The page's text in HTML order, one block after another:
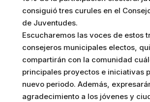
consiguió tres curules en el
de Juventudes.
Escucharemos las voces de estos
consejeros municipales electos,
compartirán con la comunidad
principales proyectos e iniciativas
nuevo periodo. Además,
agradecimiento a los jóvenes y